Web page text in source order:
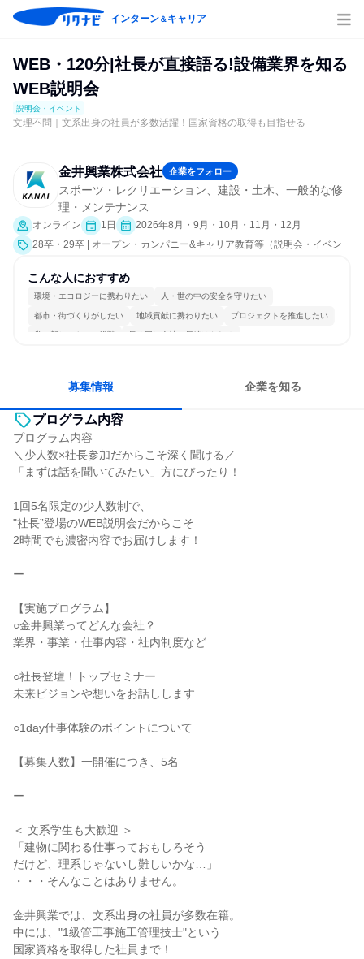
インターン＆キャリア
WEB・120分|社長が直接語る!設備業界を知る
WEB説明会
説明会・イベント
文理不問｜文系出身の社員が多数活躍！国家資格の取得も目指せる
金井興業株式会社 企業をフォロー
スポーツ・レクリエーション、建設・土木、一般的な修
理・メンテナンス
オンライン 1日
2026年8月・9月・10月・11月・12月
28卒・29卒 | オープン・カンパニー&キャリア教育等（説明会・イベン
こんな人におすすめ
環境・エコロジーに携わりたい 人・世の中の安全を守りたい
都市・街づくりがしたい 地域貢献に携わりたい プロジェクトを推進したい
常に新しいものに挑戦 長く同じ会社に居続けられる
募集情報 企業を知る
プログラム内容
プログラム内容
＼少人数×社長参加だからこそ深く聞ける／
「まずは話を聞いてみたい」方にぴったり！
1回5名限定の少人数制で、
"社長”登場のWEB説明会だからこそ
2時間でも濃密内容でお届けします！
ー
【実施プログラム】
○金井興業ってどんな会社？
業界・事業・仕事内容・社内制度など
○社長登壇！トップセミナー
未来ビジョンや想いをお話しします
○1day仕事体験のポイントについて
【募集人数】一開催につき、5名
ー
＜ 文系学生も大歓迎 ＞
「建物に関わる仕事っておもしろそう
だけど、理系じゃないし難しいかな…」
・・・そんなことはありません。
金井興業では、文系出身の社員が多数在籍。
中には、"1級管工事施工管理技士"という
国家資格を取得した社員まで！